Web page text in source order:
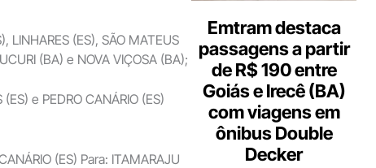
LINHARES (ES), SÃO MATEUS
(BA) e NOVA VIÇOSA (BA);
e PEDRO CANÁRIO (ES)
(ES) Para: ITAMARAJU
Emtram destaca
passagens a partir
de R$ 190 entre
Goiás e Irecê (BA)
com viagens em
ônibus Double
Decker